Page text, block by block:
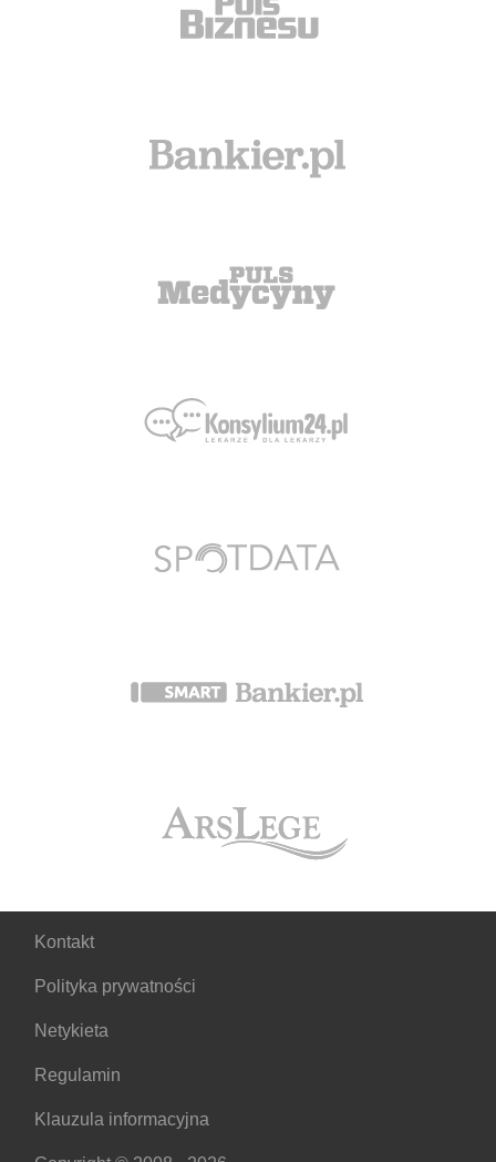
Kontakt
Polityka prywatności
Netykieta
Regulamin
Klauzula informacyjna